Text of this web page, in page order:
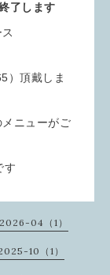
了します
）頂戴しま
ニューがご
す
2026-04（1）
10（1）